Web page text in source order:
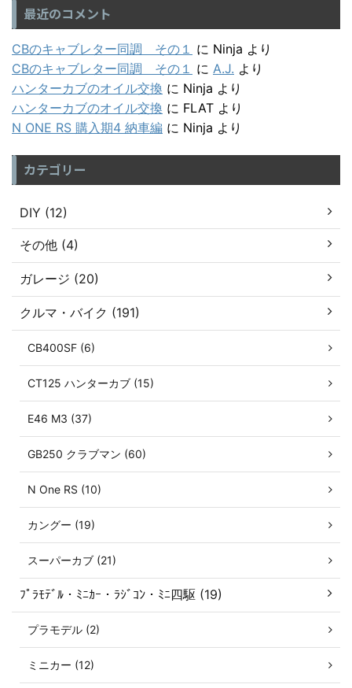
最近のコメント
CBのキャブレター同調 その１ に Ninja より
CBのキャブレター同調 その１ に A.J. より
ハンターカブのオイル交換 に Ninja より
ハンターカブのオイル交換 に FLAT より
N ONE RS 購入期4 納車編 に Ninja より
カテゴリー
DIY (12)
その他 (4)
ガレージ (20)
クルマ・バイク (191)
CB400SF (6)
CT125 ハンターカブ (15)
E46 M3 (37)
GB250 クラブマン (60)
N One RS (10)
カングー (19)
スーパーカブ (21)
ﾌﾟﾗﾓﾃﾞﾙ・ﾐﾆｶｰ・ﾗｼﾞｺﾝ・ﾐﾆ四駆 (19)
プラモデル (2)
ミニカー (12)